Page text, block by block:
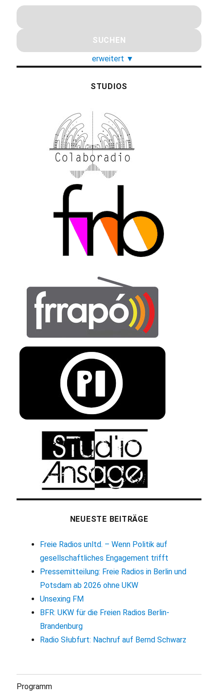
erweitert ▼
STUDIOS
NEUESTE BEITRÄGE
Freie Radios unltd. – Wenn Politik auf
gesellschaftliches Engagement trifft
Pressemitteilung: Freie Radios in Berlin und
Potsdam ab 2026 ohne UKW
Unsexing FM
BFR: UKW für die Freien Radios Berlin-
Brandenburg
Radio Słubfurt: Nachruf auf Bernd Schwarz
Programm